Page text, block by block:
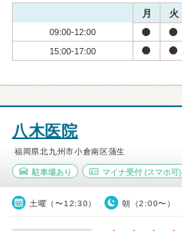
月 火
09:00-12:00
15:00-17:00
八木医院
福岡県北九州市小倉南区蒲生
駐車場あり マイナ受付(スマホ可)
土曜（〜12:30） 朝（2:00〜）